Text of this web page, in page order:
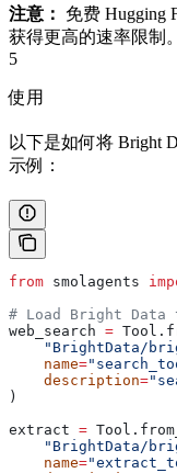
注意：
免费 Hugging
获得更高的速率限制。
5
使用
以下是如何将 Bright
示例：
from smolagents
# Load Bright Data
web_search =
"BrightData/
    name
=
    description
=
)
extract =
"BrightData/
    name
=